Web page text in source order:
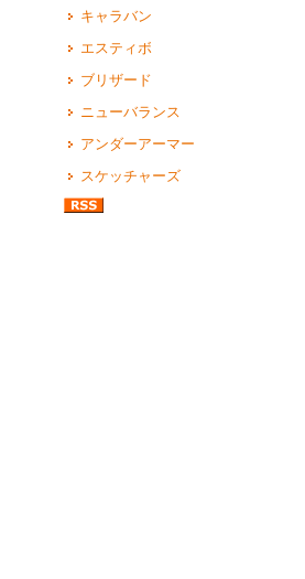
キャラバン
エスティボ
ブリザード
ニューバランス
アンダーアーマー
スケッチャーズ